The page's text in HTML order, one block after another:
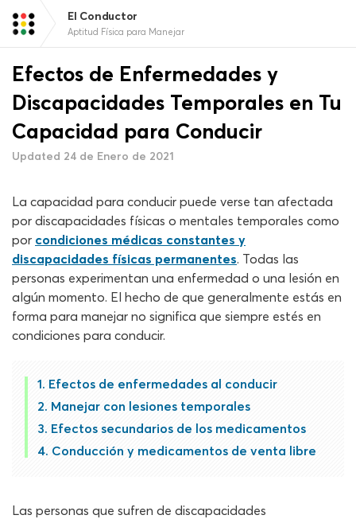
El Conductor
Aptitud Física para Manejar
Efectos de Enfermedades y
Discapacidades Temporales en Tu
Capacidad para Conducir
Updated 24 de Enero de 2021
La capacidad para conducir puede verse tan afectada
por discapacidades físicas o mentales temporales como
por condiciones médicas constantes y
discapacidades físicas permanentes. Todas las
personas experimentan una enfermedad o una lesión en
algún momento. El hecho de que generalmente estás en
forma para manejar no significa que siempre estés en
condiciones para conducir.
Efectos de enfermedades al conducir
Manejar con lesiones temporales
Efectos secundarios de los medicamentos
Conducción y medicamentos de venta libre
Las personas que sufren de discapacidades